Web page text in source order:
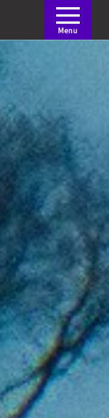
Menu